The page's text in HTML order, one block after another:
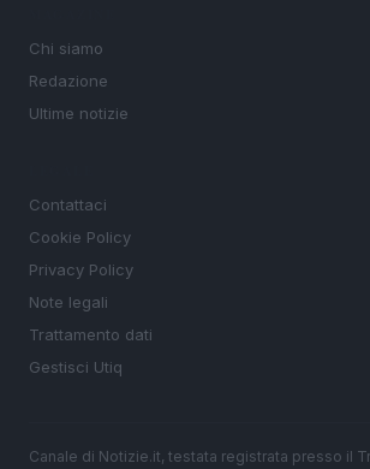
Chi siamo
Redazione
Ultime notizie
Contattaci
Cookie Policy
Privacy Policy
Note legali
Trattamento dati
Gestisci Utiq
Canale di Notizie.it, testata registrata presso il